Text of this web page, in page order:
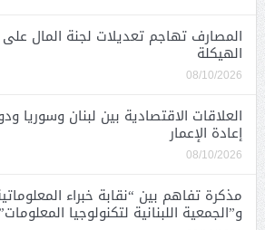
المصارف تهاجم تعديلات لجنة المال على
الهيكلة
08/10/2026
العلاقات الاقتصادية بين لبنان وسوريا
إعادة الإعمار
08/10/2026
مذكرة تفاهم بين “نقابة خبراء
و”الجمعية اللبنانية لتكنولوجيا